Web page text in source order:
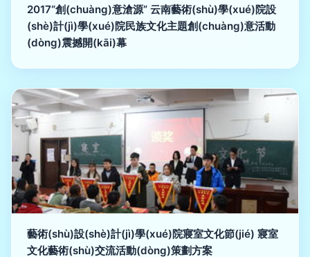
2017“創(chuàng)意滄源” 云南藝術(shù)學(xué)院設
(shè)計(jì)學(xué)院民族文化主題創(chuàng)意活動
(dòng)震撼開(kāi)幕
藝術(shù)設(shè)計(jì)學(xué)院寢室文化節(jié) 寢室
文化藝術(shù)交流活動(dòng)策劃方案